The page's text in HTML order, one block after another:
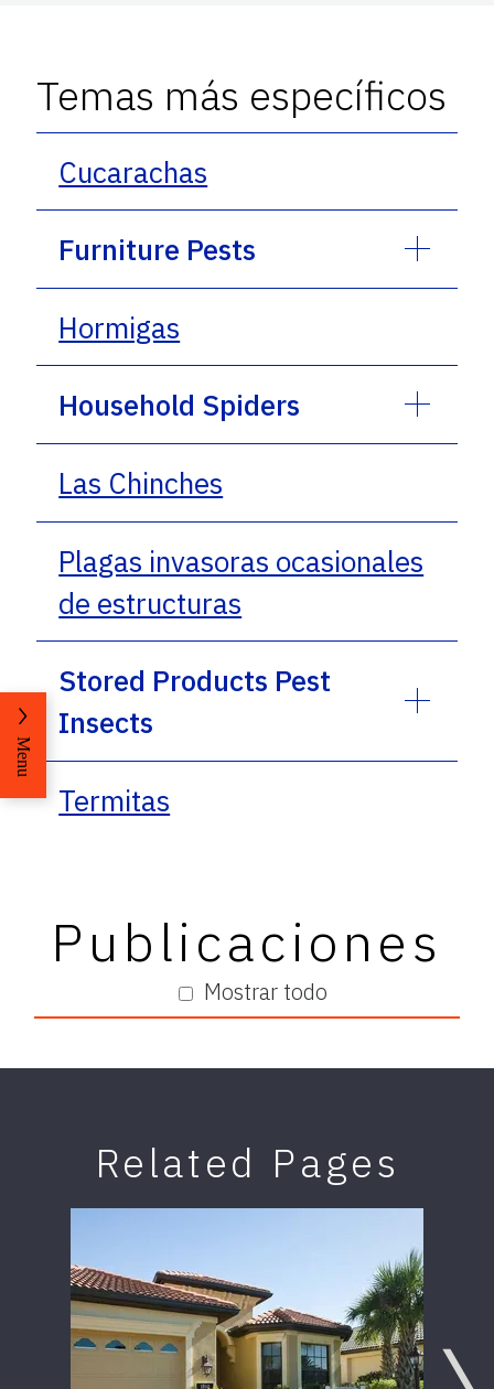
Temas más específicos
Cucarachas
Furniture Pests
Hormigas
Household Spiders
Las Chinches
Plagas invasoras ocasionales
de estructuras
Stored Products Pest
Insects
Termitas
Mostrar todo
Publicaciones
Related Pages
Menu